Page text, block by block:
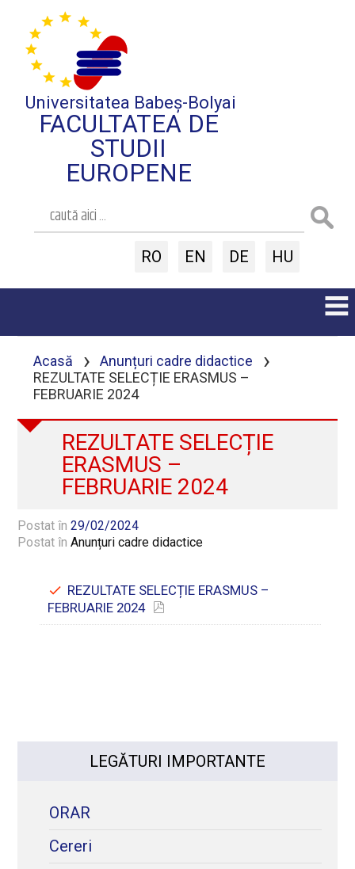
Universitatea Babeș-Bolyai
FACULTATEA DE
STUDII
EUROPENE
RO EN DE HU
Acasă › Anunțuri cadre didactice ›
REZULTATE SELECȚIE ERASMUS –
FEBRUARIE 2024
REZULTATE SELECȚIE
ERASMUS –
FEBRUARIE 2024
Postat în29/02/2024
Postat înAnunțuri cadre didactice
REZULTATE SELECȚIE ERASMUS –
FEBRUARIE 2024
LEGĂTURI IMPORTANTE
ORAR
Cereri